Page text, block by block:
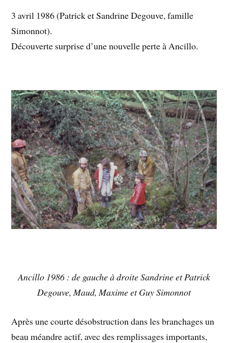
3 avril 1986 (Patrick et Sandrine Degouve, famille
Simonnot).
Découverte surprise d’une nouvelle perte à Ancillo.
Ancillo 1986 : de gauche à droite Sandrine et Patrick
Degouve, Maud, Maxime et Guy Simonnot
Après une courte désobstruction dans les branchages un
beau méandre actif, avec des remplissages importants,